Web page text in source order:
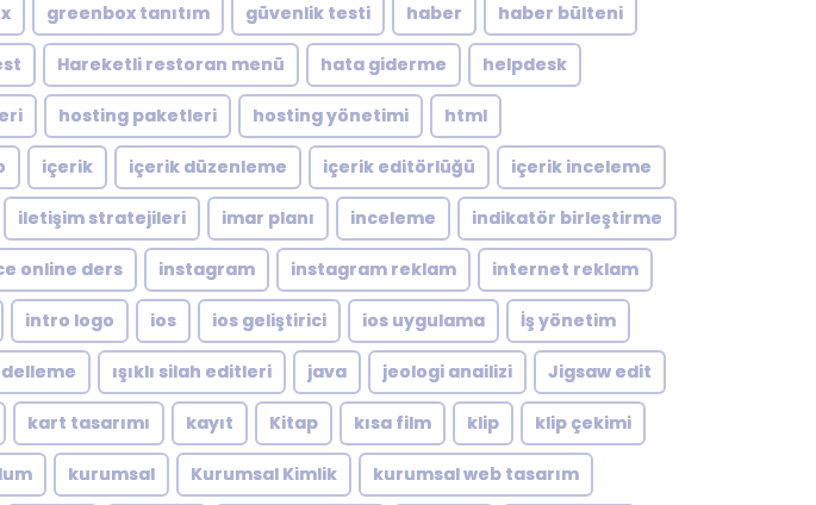
greenbox tanıtım güvenlik testi haber haber bülteni
Hareketli restoran menü hata giderme helpdesk
hosting paketleri hosting yönetimi html
içerik içerik düzenleme içerik editörlüğü içerik inceleme
iletişim stratejileri imar planı inceleme indikatör birleştirme
online ders instagram instagram reklam internet reklam
intro logo ios ios geliştirici ios uygulama İş yönetim
ışıklı silah editleri java jeologi anailizi Jigsaw edit
kart tasarımı kayıt Kitap kısa film klip klip çekimi
kurumsal Kurumsal Kimlik kurumsal web tasarım